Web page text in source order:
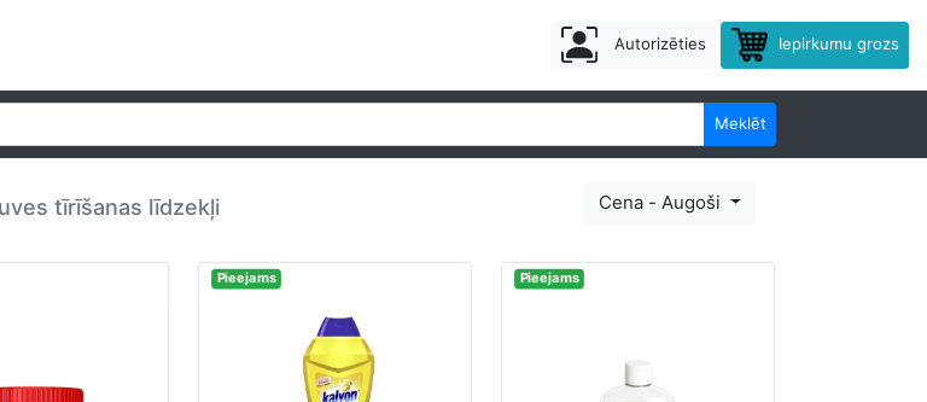
Autorizēties Iepirkumu grozs
Meklēt
tīrīšanas līdzekļi Cena - Augoši
Pieejams Pieejams